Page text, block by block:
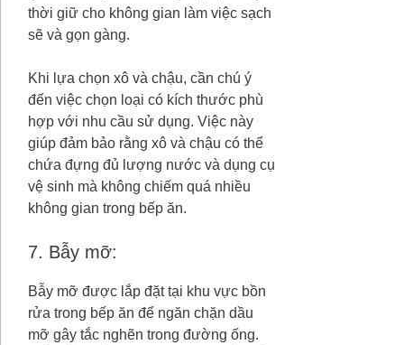
thời giữ cho không gian làm việc sạch
sẽ và gọn gàng.
Khi lựa chọn xô và chậu, cần chú ý
đến việc chọn loại có kích thước phù
hợp với nhu cầu sử dụng. Việc này
giúp đảm bảo rằng xô và chậu có thể
chứa đựng đủ lượng nước và dụng cụ
vệ sinh mà không chiếm quá nhiều
không gian trong bếp ăn.
7. Bẫy mỡ:
Bẫy mỡ được lắp đặt tại khu vực bồn
rửa trong bếp ăn để ngăn chặn dầu
mỡ gây tắc nghẽn trong đường ống.